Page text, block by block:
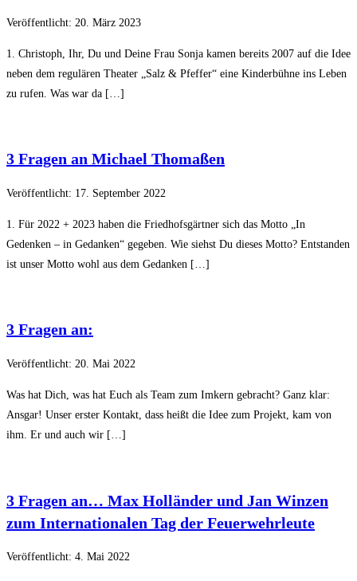
Veröffentlicht: 20. März 2023
1. Christoph, Ihr, Du und Deine Frau Sonja kamen bereits 2007 auf die Idee
neben dem regulären Theater „Salz & Pfeffer“ eine Kinderbühne ins Leben
zu rufen. Was war da […]
3 Fragen an Michael Thomaßen
Veröffentlicht: 17. September 2022
1. Für 2022 + 2023 haben die Friedhofsgärtner sich das Motto „In
Gedenken – in Gedanken“ gegeben. Wie siehst Du dieses Motto? Entstanden
ist unser Motto wohl aus dem Gedanken […]
3 Fragen an:
Veröffentlicht: 20. Mai 2022
Was hat Dich, was hat Euch als Team zum Imkern gebracht? Ganz klar:
Ansgar! Unser erster Kontakt, dass heißt die Idee zum Projekt, kam von
ihm. Er und auch wir […]
3 Fragen an… Max Holländer und Jan Winzen
zum Internationalen Tag der Feuerwehrleute
Veröffentlicht: 4. Mai 2022